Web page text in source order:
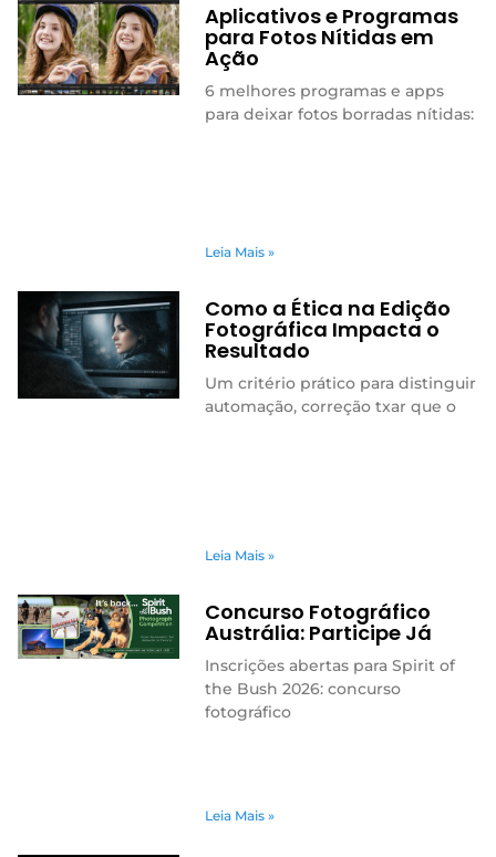
Aplicativos e Programas
para Fotos Nítidas em
Ação
6 melhores programas e apps
para deixar fotos borradas nítidas:
Leia Mais »
Como a Ética na Edição
Fotográfica Impacta o
Resultado
Um critério prático para distinguir
automação, correção txar que o
Leia Mais »
Concurso Fotográfico
Austrália: Participe Já
Inscrições abertas para Spirit of
the Bush 2026: concurso
fotográfico
Leia Mais »